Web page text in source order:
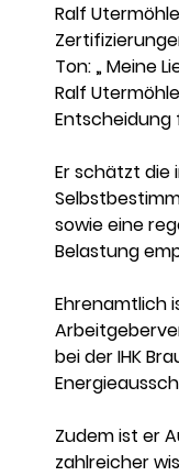
Ralf
Ton: „ Meine
Ralf
Entscheidung
Er schätzt die
sowie eine
Belastung
Ehrenamtlich
bei der IHK
Zudem ist er
zahlreicher